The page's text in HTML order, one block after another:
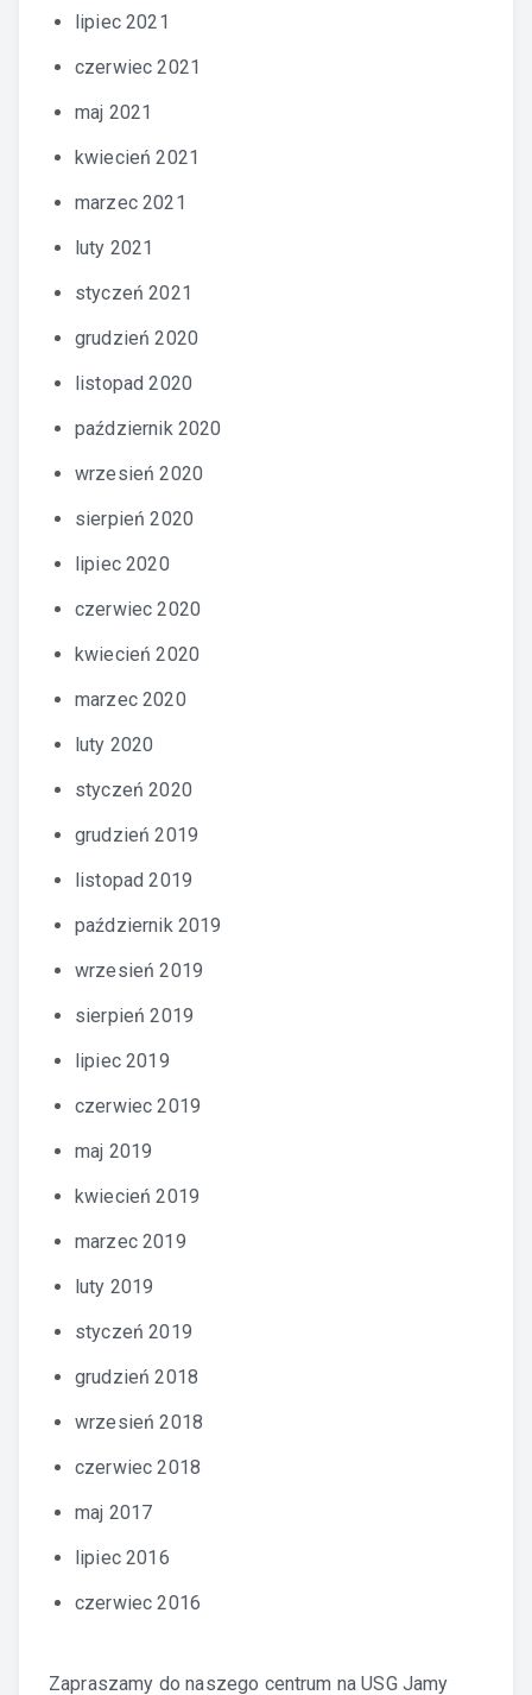
lipiec 2021
czerwiec 2021
maj 2021
kwiecień 2021
marzec 2021
luty 2021
styczeń 2021
grudzień 2020
listopad 2020
październik 2020
wrzesień 2020
sierpień 2020
lipiec 2020
czerwiec 2020
kwiecień 2020
marzec 2020
luty 2020
styczeń 2020
grudzień 2019
listopad 2019
październik 2019
wrzesień 2019
sierpień 2019
lipiec 2019
czerwiec 2019
maj 2019
kwiecień 2019
marzec 2019
luty 2019
styczeń 2019
grudzień 2018
wrzesień 2018
czerwiec 2018
maj 2017
lipiec 2016
czerwiec 2016
Zapraszamy do naszego centrum naUSG Jamy